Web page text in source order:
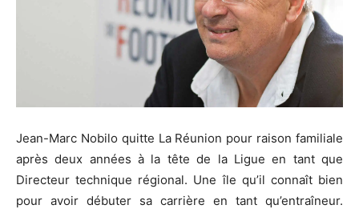
Jean-Marc Nobilo quitte La Réunion pour raison familiale
après deux années à la tête de la Ligue en tant que
Directeur technique régional. Une île qu’il connaît bien
pour avoir débuter sa carrière en tant qu’entraîneur.